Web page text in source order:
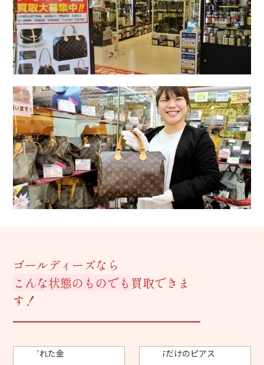
ゴールディーズなら
こんな状態のものでも 買取できま
す！